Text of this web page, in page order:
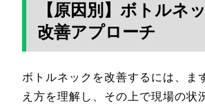
【原因別】ボトルネ
改善アプローチ
ボトルネックを改善するには、ま
え方を理解し、その上で現場の状